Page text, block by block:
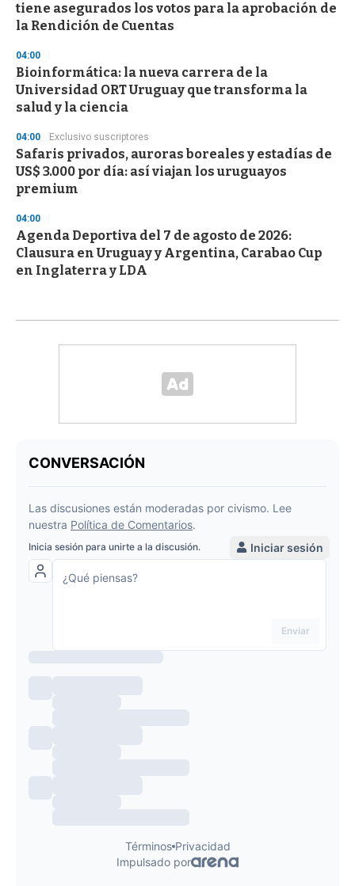
tiene asegurados los votos para la aprobación de
la Rendición de Cuentas
04:00
Bioinformática: la nueva carrera de la
Universidad ORT Uruguay que transforma la
salud y la ciencia
04:00 Exclusivo suscriptores
Safaris privados, auroras boreales y estadías de
US$ 3.000 por día: así viajan los uruguayos
premium
04:00
Agenda Deportiva del 7 de agosto de 2026:
Clausura en Uruguay y Argentina, Carabao Cup
en Inglaterra y LDA